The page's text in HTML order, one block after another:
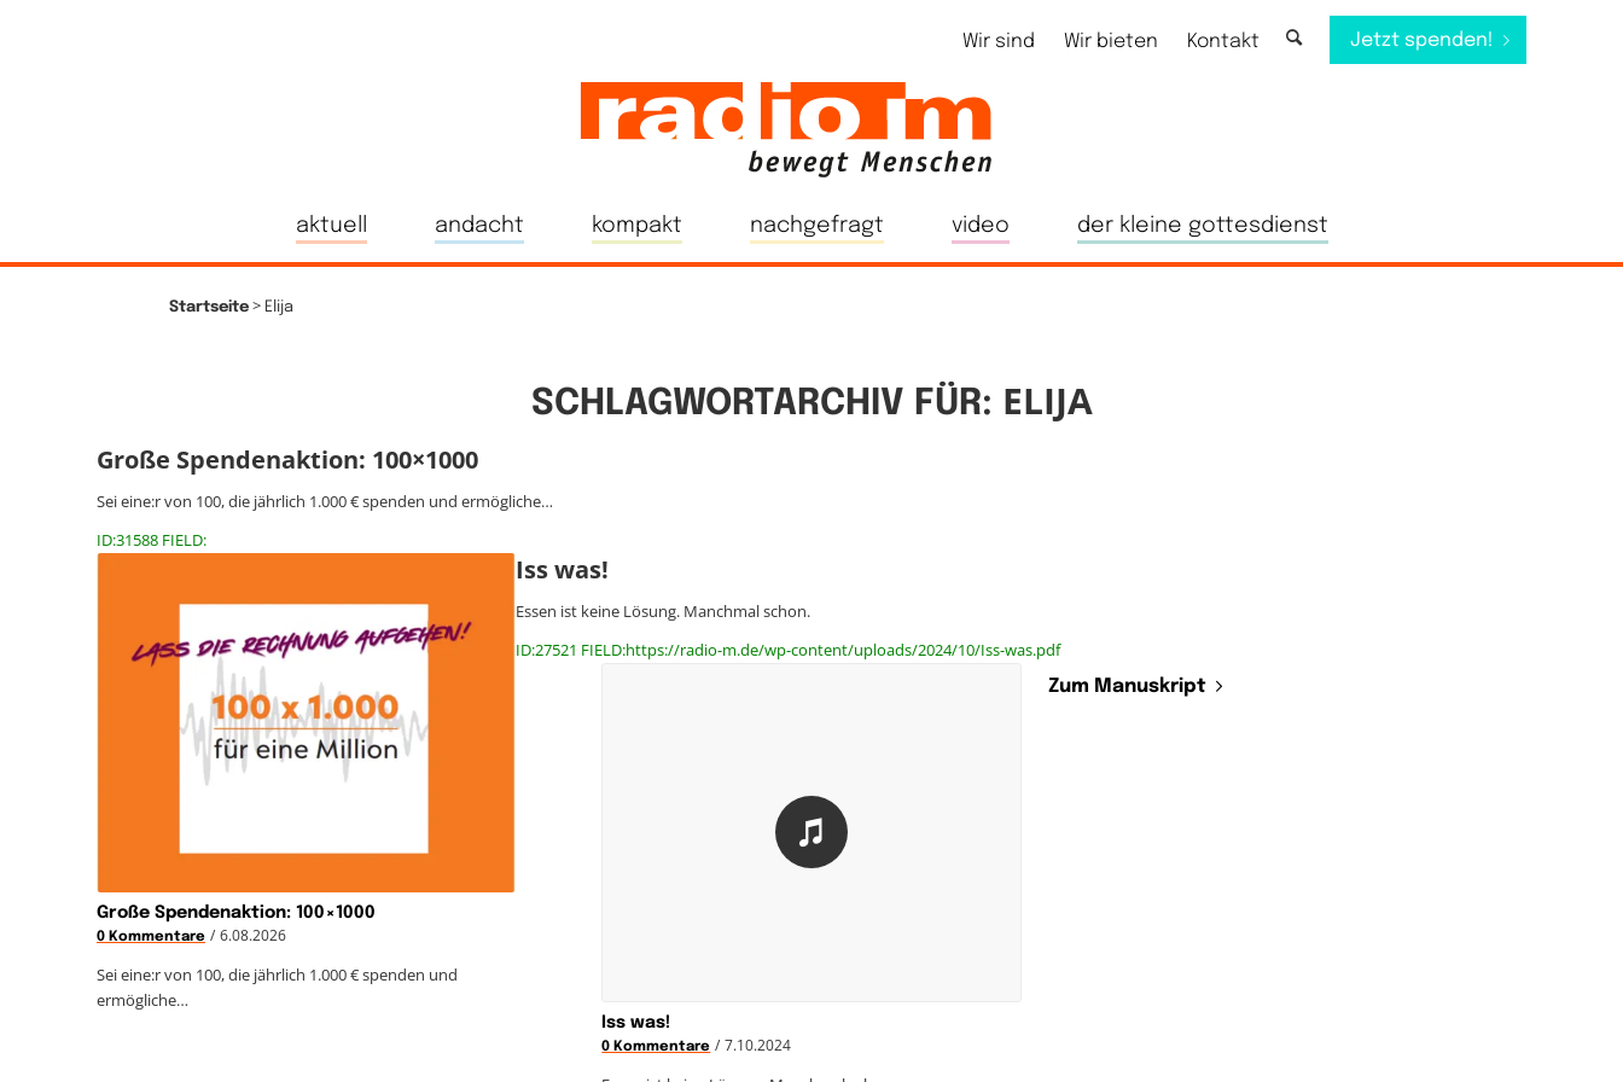
Wir sind Wir bieten Kontakt Jetzt spenden!
aktuell andacht kompakt nachgefragt video der kleine gottesdienst
Startseite > Elija
SCHLAGWORTARCHIV FÜR: ELIJA
Große Spendenaktion: 100×1000
Sei eine:r von 100, die jährlich 1.000 € spenden und ermögliche…
ID:31588 FIELD:
Große Spendenaktion: 100×1000
0 Kommentare / 6.08.2026
Sei eine:r von 100, die jährlich 1.000 € spenden und
ermögliche…
Iss was!
Essen ist keine Lösung. Manchmal schon.
ID:27521 FIELD:https://radio-m.de/wp-content/uploads/2024/10/Iss-was.pdf
Zum Manuskript
Iss was!
0 Kommentare / 7.10.2024